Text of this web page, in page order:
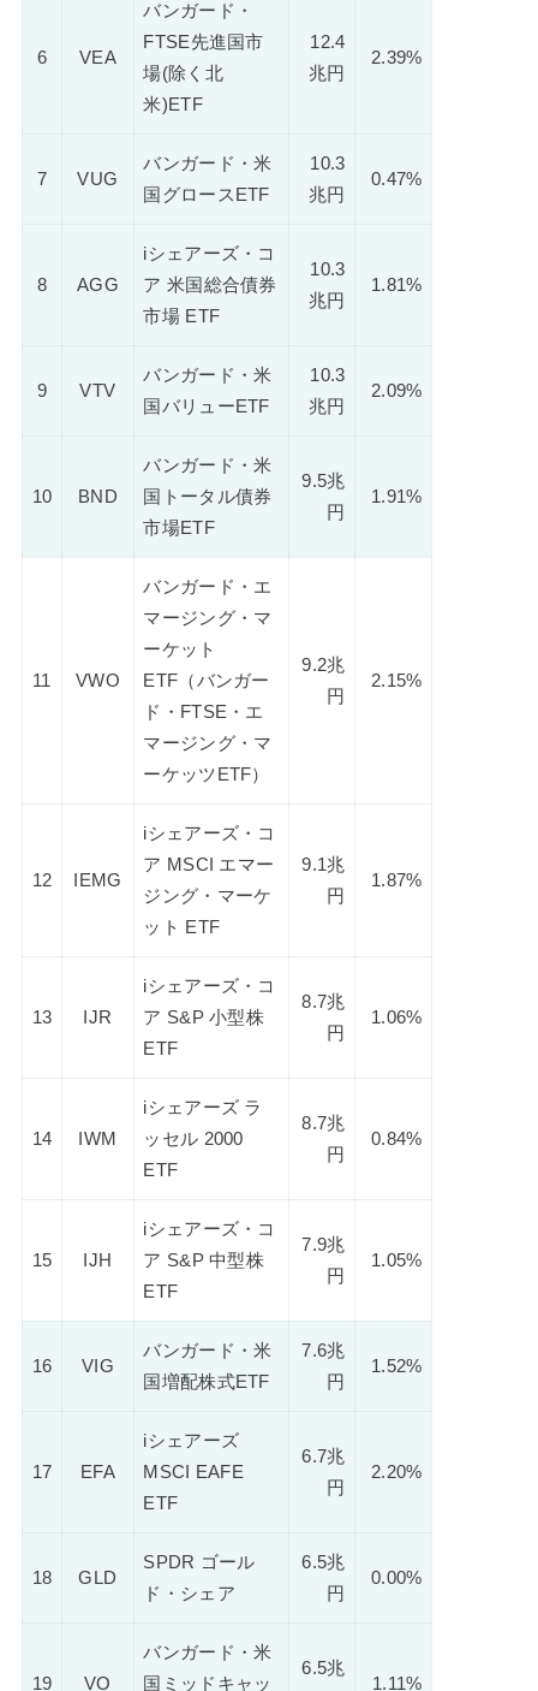
6 VEA
バンガード・
FTSE先進国市
場(除く北
米)ETF
12.4
兆円
2.39%
7 VUG
バンガード・米
国グロースETF
10.3
兆円
0.47%
8 AGG
iシェアーズ・コ
ア 米国総合債券
市場 ETF
10.3
兆円
1.81%
9 VTV
バンガード・米
国バリューETF
10.3
兆円
2.09%
10 BND
バンガード・米
国トータル債券
市場ETF
9.5兆
円
1.91%
11 VWO
バンガード・エ
マージング・マ
ーケット
ETF（バンガー
ド・FTSE・エ
マージング・マ
ーケッツETF）
9.2兆
円
2.15%
12 IEMG
iシェアーズ・コ
ア MSCI エマー
ジング・マーケ
ット ETF
9.1兆
円
1.87%
13 IJR
iシェアーズ・コ
ア S&P 小型株
ETF
8.7兆
円
1.06%
14 IWM
iシェアーズ ラ
ッセル 2000
ETF
8.7兆
円
0.84%
15 IJH
iシェアーズ・コ
ア S&P 中型株
ETF
7.9兆
円
1.05%
16 VIG
バンガード・米
国増配株式ETF
7.6兆
円
1.52%
17 EFA
iシェアーズ
MSCI EAFE
ETF
6.7兆
円
2.20%
18 GLD
SPDR ゴール
ド・シェア
6.5兆
円
0.00%
19 VO
バンガード・米
国ミッドキャッ
6.5兆
1.11%